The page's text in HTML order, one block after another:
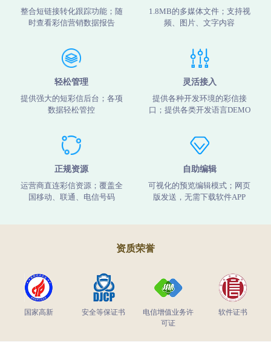
整合短链接转化跟踪功能；随
时查看彩信营销数据报告
1.8MB的多媒体文件；支持视
频、图片、文字内容
轻松管理
提供强大的短彩信后台；各项
数据轻松管控
灵活接入
提供各种开发环境的彩信接
口；提供各类开发语言DEMO
正规资源
运营商直连彩信资源；覆盖全
国移动、联通、电信号码
自助编辑
可视化的预览编辑模式；网页
版发送，无需下载软件APP
资质荣誉
国家高新 安全等保证书
电信增值业务许
可证
软件证书